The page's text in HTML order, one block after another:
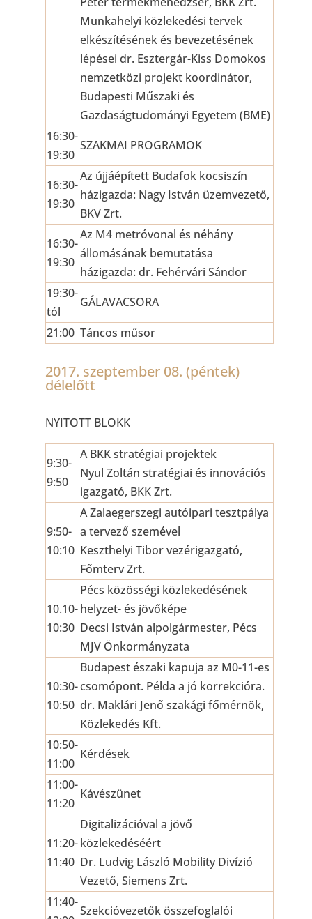
Munkahelyi közlekedési tervek
elkészítésének és bevezetésének
lépései dr. Esztergár-Kiss Domokos
nemzetközi projekt koordinátor,
Budapesti Műszaki és
Gazdaságtudományi Egyetem (BME)
16:30-
19:30
SZAKMAI PROGRAMOK
16:30-
19:30
Az újjáépített Budafok kocsiszín
házigazda: Nagy István üzemvezető,
BKV Zrt.
16:30-
19:30
Az M4 metróvonal és néhány
állomásának bemutatása
házigazda: dr. Fehérvári Sándor
19:30-
tól
GÁLAVACSORA
21:00 Táncos műsor
2017. szeptember 08. (péntek)
délelőtt
NYITOTT BLOKK
9:30-
9:50
A BKK stratégiai projektek
Nyul Zoltán stratégiai és innovációs
igazgató, BKK Zrt.
9:50-
10:10
A Zalaegerszegi autóipari tesztpálya
a tervező szemével
Keszthelyi Tibor vezérigazgató,
Főmterv Zrt.
10.10-
10:30
Pécs közösségi közlekedésének
helyzet- és jövőképe
Decsi István alpolgármester, Pécs
MJV Önkormányzata
10:30-
10:50
Budapest északi kapuja az M0-11-es
csomópont. Példa a jó korrekcióra.
dr. Maklári Jenő szakági főmérnök,
Közlekedés Kft.
10:50-
11:00
Kérdések
11:00-
11:20
Kávészünet
11:20-
11:40
Digitalizációval a jövő
közlekedéséért
Dr. Ludvig László Mobility Divízió
Vezető, Siemens Zrt.
11:40-
Szekcióvezetők összefoglalói